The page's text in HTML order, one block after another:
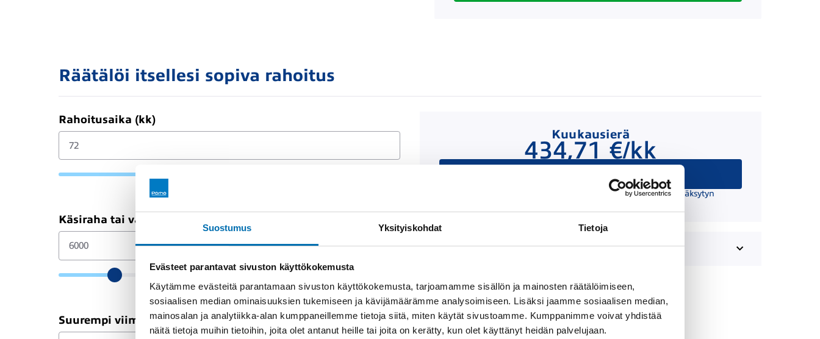
Suostumus Yksityiskohdat Tietoja
Evästeet parantavat sivuston käyttökokemusta
Käytämme evästeitä parantamaan sivuston käyttökokemusta, tarjoamamme sisällön ja mainosten räätälöimiseen,
sosiaalisen median ominaisuuksien tukemiseen ja kävijämäärämme analysoimiseen. Lisäksi jaamme sosiaalisen median,
mainosalan ja analytiikka-alan kumppaneillemme tietoja siitä, miten käytät sivustoamme. Kumppanimme voivat yhdistää
näitä tietoja muihin tietoihin, joita olet antanut heille tai joita on kerätty, kun olet käyttänyt heidän palvelujaan.
Räätälöi itsellesi sopiva rahoitus
Rahoitusaika (kk)
Käsiraha tai vaihtoauto (€)
Suurempi viimeinen erä (€)
Kuukausierä
434,71 €/kk
Rahoituslaskelma on suuntaa antava ja edellyttää hyväksytyn
Näytärahoitustiedot